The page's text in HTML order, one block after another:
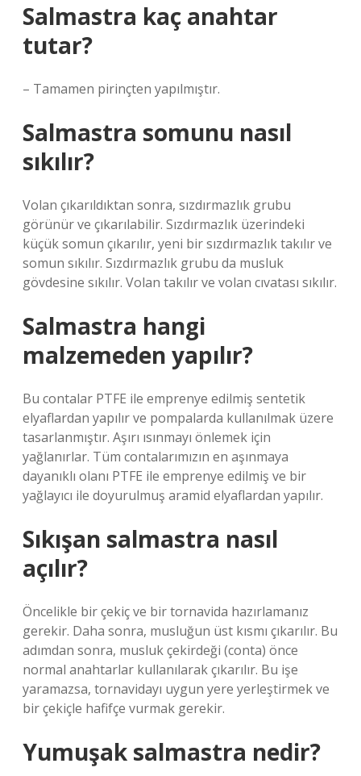
Salmastra kaç anahtar
tutar?
– Tamamen pirinçten yapılmıştır.
Salmastra somunu nasıl
sıkılır?
Volan çıkarıldıktan sonra, sızdırmazlık grubu
görünür ve çıkarılabilir. Sızdırmazlık üzerindeki
küçük somun çıkarılır, yeni bir sızdırmazlık takılır ve
somun sıkılır. Sızdırmazlık grubu da musluk
gövdesine sıkılır. Volan takılır ve volan cıvatası sıkılır.
Salmastra hangi
malzemeden yapılır?
Bu contalar PTFE ile emprenye edilmiş sentetik
elyaflardan yapılır ve pompalarda kullanılmak üzere
tasarlanmıştır. Aşırı ısınmayı önlemek için
yağlanırlar. Tüm contalarımızın en aşınmaya
dayanıklı olanı PTFE ile emprenye edilmiş ve bir
yağlayıcı ile doyurulmuş aramid elyaflardan yapılır.
Sıkışan salmastra nasıl
açılır?
Öncelikle bir çekiç ve bir tornavida hazırlamanız
gerekir. Daha sonra, musluğun üst kısmı çıkarılır. Bu
adımdan sonra, musluk çekirdeği (conta) önce
normal anahtarlar kullanılarak çıkarılır. Bu işe
yaramazsa, tornavidayı uygun yere yerleştirmek ve
bir çekiçle hafifçe vurmak gerekir.
Yumuşak salmastra nedir?